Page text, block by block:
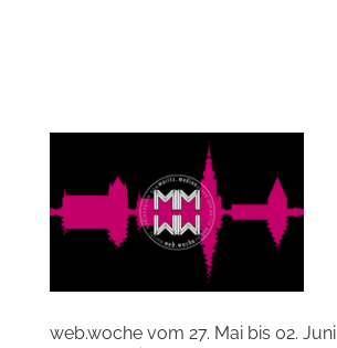
web.woche vom 27. Mai bis 02. Juni